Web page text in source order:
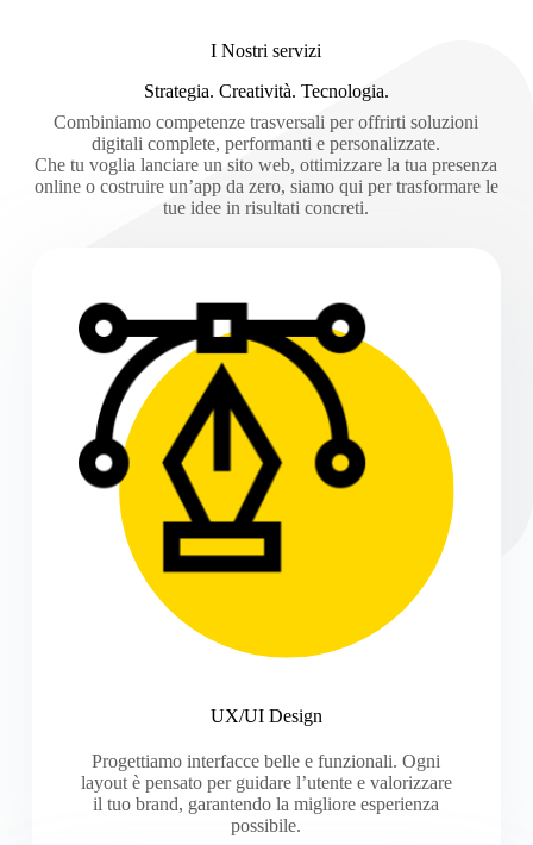
I Nostri servizi
Strategia. Creatività. Tecnologia.
Combiniamo competenze trasversali per offrirti soluzioni
digitali complete, performanti e personalizzate.
Che tu voglia lanciare un sito web, ottimizzare la tua presenza
online o costruire un’app da zero, siamo qui per trasformare le
tue idee in risultati concreti.
UX/UI Design
Progettiamo interfacce belle e funzionali. Ogni
layout è pensato per guidare l’utente e valorizzare
il tuo brand, garantendo la migliore esperienza
possibile.